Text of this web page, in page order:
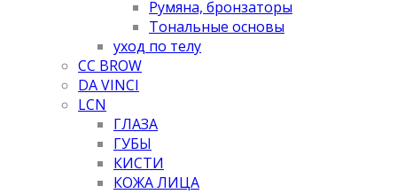
Румяна, бронзаторы
Тональные основы
уход по телу
CC BROW
DA VINCI
LCN
ГЛАЗА
ГУБЫ
КИСТИ
КОЖА ЛИЦА